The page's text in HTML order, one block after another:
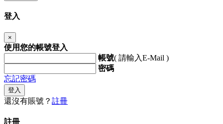
登入
×
使用您的帳號登入
帳號( 請輸入E-Mail )
密碼
忘記密碼
登入
還沒有賬號？ 註冊
註冊